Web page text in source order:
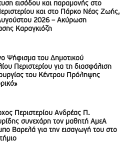
εισόδου και παραμονής στο
και στο Πάρκο Νέας Ζωής,
2026 – Ακύρωση
Καραγκιόζη
Ψήφισμα του Δημοτικού
Περιστερίου για τη διασφάλιση
του Κέντρου Πρόληψης
Περιστερίου Ανδρέας Π.
συνεχάρη τον μαθητή ΑμεΑ
Βαρελά για την εισαγωγή του στο